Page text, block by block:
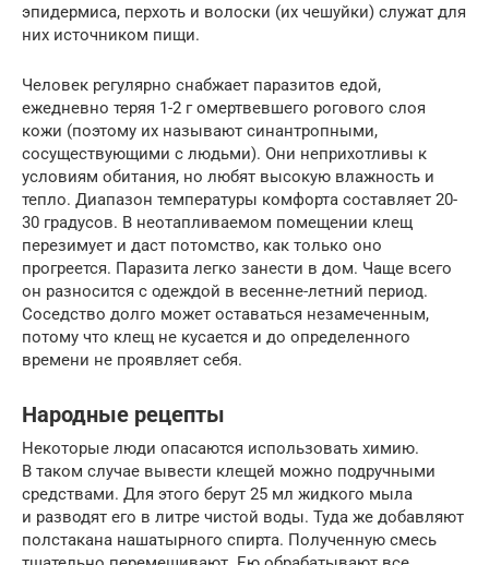
эпидермиса, перхоть и волоски (их чешуйки) служат для
них источником пищи.
Человек регулярно снабжает паразитов едой,
ежедневно теряя 1-2 г омертвевшего рогового слоя
кожи (поэтому их называют синантропными,
сосуществующими с людьми). Они неприхотливы к
условиям обитания, но любят высокую влажность и
тепло. Диапазон температуры комфорта составляет 20-
30 градусов. В неотапливаемом помещении клещ
перезимует и даст потомство, как только оно
прогреется. Паразита легко занести в дом. Чаще всего
он разносится с одеждой в весенне-летний период.
Соседство долго может оставаться незамеченным,
потому что клещ не кусается и до определенного
времени не проявляет себя.
Народные рецепты
Некоторые люди опасаются использовать химию.
В таком случае вывести клещей можно подручными
средствами. Для этого берут 25 мл жидкого мыла
и разводят его в литре чистой воды. Туда же добавляют
полстакана нашатырного спирта. Полученную смесь